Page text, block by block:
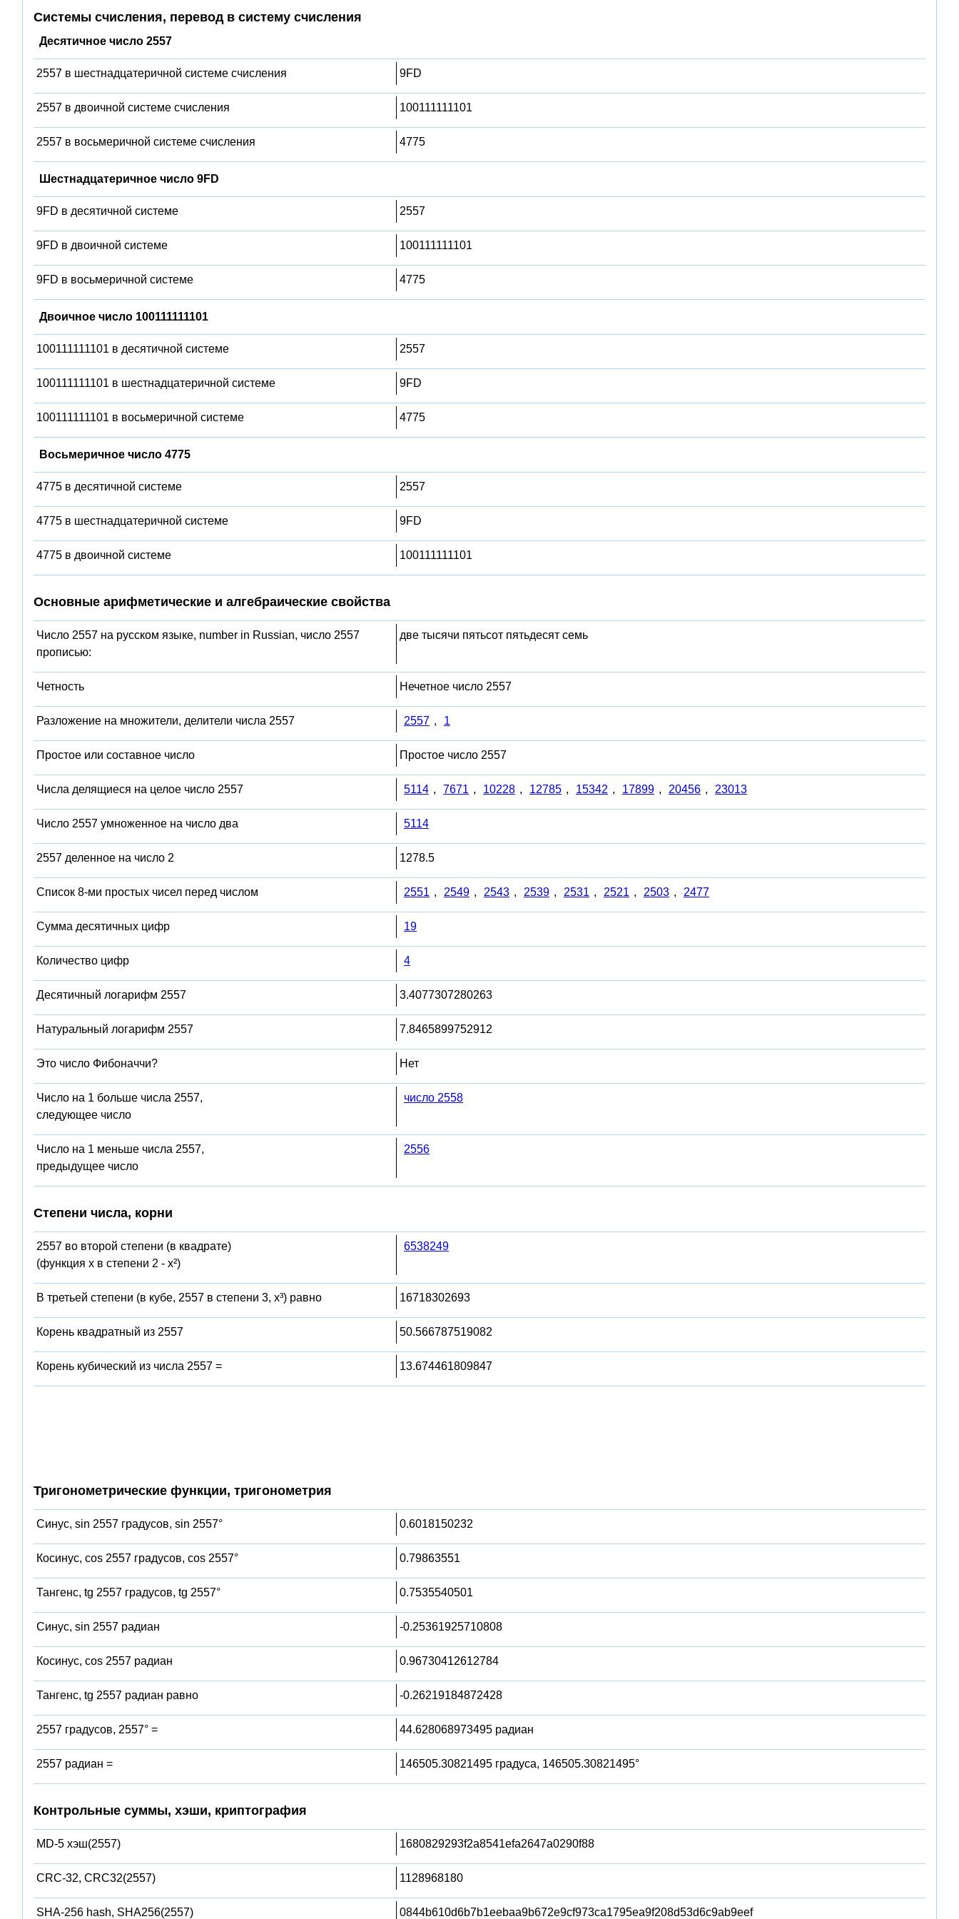
Системы счисления, перевод в систему счисления
Десятичное число 2557
2557 в шестнадцатеричной системе счисления 9FD
2557 в двоичной системе счисления 100111111101
2557 в восьмеричной системе счисления 4775
Шестнадцатеричное число 9FD
9FD в десятичной системе 2557
9FD в двоичной системе 100111111101
9FD в восьмеричной системе 4775
Двоичное число 100111111101
100111111101 в десятичной системе 2557
100111111101 в шестнадцатеричной системе 9FD
100111111101 в восьмеричной системе 4775
Восьмеричное число 4775
4775 в десятичной системе 2557
4775 в шестнадцатеричной системе 9FD
4775 в двоичной системе 100111111101
Основные арифметические и алгебраические свойства
Число 2557 на русском языке, number in Russian, число 2557
прописью:
две тысячи пятьсот пятьдесят семь
Четность Нечетное число 2557
Разложение на множители, делители числа 2557 2557 , 1
Простое или составное число Простое число 2557
Числа делящиеся на целое число 2557 5114 , 7671 , 10228 , 12785 , 15342 , 17899 , 20456 , 23013
Число 2557 умноженное на число два 5114
2557 деленное на число 2 1278.5
Список 8-ми простых чисел перед числом 2551 , 2549 , 2543 , 2539 , 2531 , 2521 , 2503 , 2477
Сумма десятичных цифр 19
Количество цифр 4
Десятичный логарифм 2557 3.4077307280263
Натуральный логарифм 2557 7.8465899752912
Это число Фибоначчи? Нет
Число на 1 больше числа 2557,
следующее число
число 2558
Число на 1 меньше числа 2557,
предыдущее число
2556
Степени числа, корни
2557 во второй степени (в квадрате)
(функция x в степени 2 - x²)
6538249
В третьей степени (в кубе, 2557 в степени 3, x³) равно 16718302693
Корень квадратный из 2557 50.566787519082
Корень кубический из числа 2557 = 13.674461809847
Тригонометрические функции, тригонометрия
Синус, sin 2557 градусов, sin 2557° 0.6018150232
Косинус, cos 2557 градусов, cos 2557° 0.79863551
Тангенс, tg 2557 градусов, tg 2557° 0.7535540501
Синус, sin 2557 радиан -0.25361925710808
Косинус, cos 2557 радиан 0.96730412612784
Тангенс, tg 2557 радиан равно -0.26219184872428
2557 градусов, 2557° = 44.628068973495 радиан
2557 радиан = 146505.30821495 градуса, 146505.30821495°
Контрольные суммы, хэши, криптография
MD-5 хэш(2557) 1680829293f2a8541efa2647a0290f88
CRC-32, CRC32(2557) 1128968180
SHA-256 hash, SHA256(2557)
0844b610d6b7b1eebaa9b672e9cf973ca1795ea9f208d53d6c9ab9eef